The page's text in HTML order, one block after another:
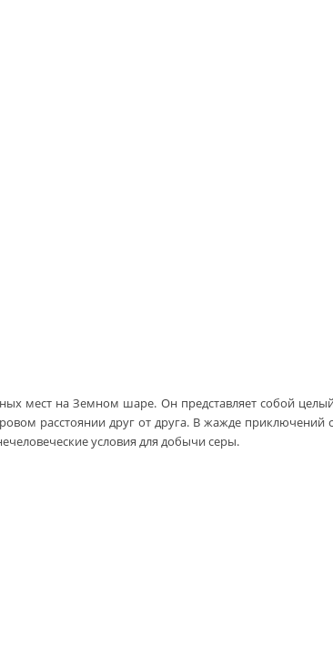
мест на Земном шаре. Он представляет собой
расстоянии друг от друга. В жажде
условия для добычи серы.